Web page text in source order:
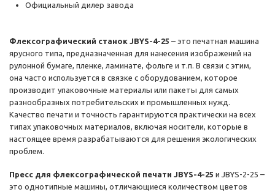
Официальный дилер завода
Флексографический станок JBYS-4-25 – это печатная машина
ярусного типа, предназначенная для нанесения изображений на
рулонной бумаге, пленке, ламинате, фольге и т.п. В связи с этим,
она часто используется в связке с оборудованием, которое
производит упаковочные материалы или пакеты для самых
разнообразных потребительских и промышленных нужд.
Качество печати и точность гарантируются практически на всех
типах упаковочных материалов, включая носители, которые в
настоящее время разрабатываются для решения экологических
проблем.
Пресс для флексографической печати JBYS-4-25 и JBYS-2-25 –
это однотипные машины, отличающиеся количеством цветов